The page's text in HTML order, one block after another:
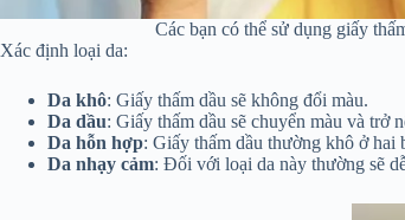
Các bạn có thể sử dụng giấy
Xác định loại da:
Da khô: Giấy thấm dầu sẽ không đổi màu.
Da dầu: Giấy thấm dầu sẽ chuyển màu và trở
Da hỗn hợp: Giấy thấm dầu thường khô ở hai
Da nhạy cảm: Đối với loại da này thường sẽ